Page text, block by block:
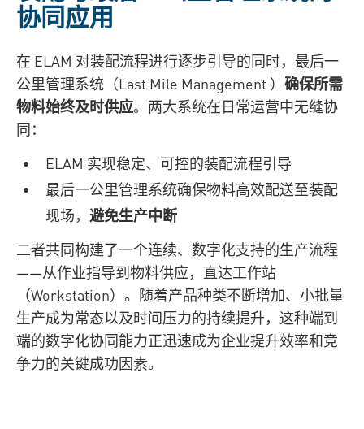
协同应用
在 ELAM 对装配流程进行逐步引导的同时，最后一
公里管理系统（Last Mile Management ） 确保所需
物料始终及时供应。两大系统在日常运营中无缝协
同：
ELAM 实现稳定、可控的装配流程引导
最后一公里管理系统确保物料高效配送至装配
现场， 避免生产中断
二者共同构建了一个连续、数字化支持的生产流程
——从作业指导到物料供应，直达工作站
（Workstation）。随着产品种类不断增加、小批量
生产成为常态以及时间压力的持续提升，这种端到
端的数字化协同能力正迅速成为企业提升效率和竞
争力的关键成功因素。